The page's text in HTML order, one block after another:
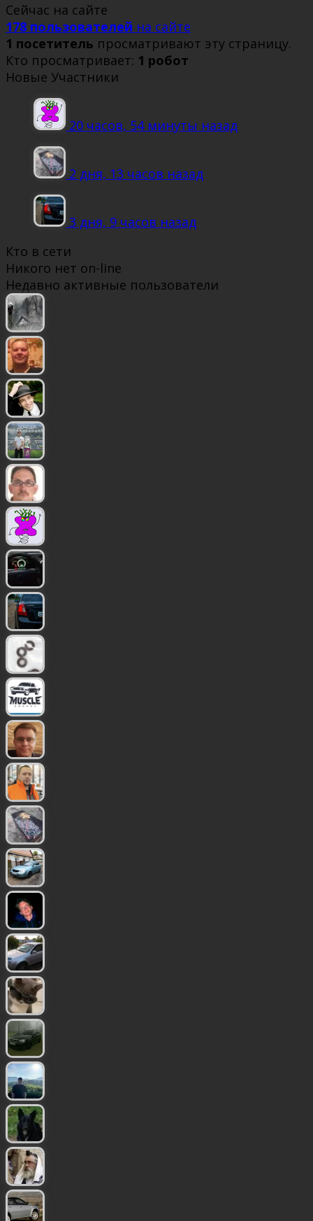
Сейчас на сайте
178 пользователей на сайте
1 посетитель просматривают эту страницу.
Кто просматривает: 1 робот
Новые Участники
20 часов, 54 минуты назад
2 дня, 13 часов назад
3 дня, 9 часов назад
Кто в сети
Никого нет on-line
Недавно активные пользователи